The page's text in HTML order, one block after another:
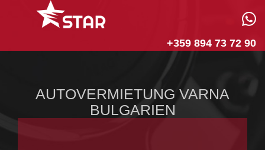
+359 894 73 72 90
AUTOVERMIETUNG VARNA
BULGARIEN